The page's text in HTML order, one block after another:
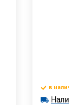
в
в